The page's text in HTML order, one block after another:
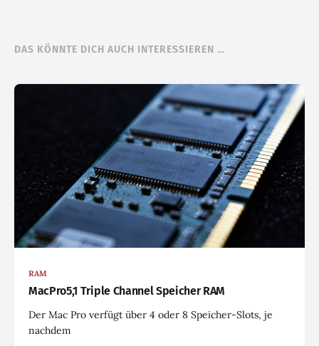
DAS KÖNNTE DICH AUCH INTERESSIEREN …
RAM
MacPro5,1 Triple Channel Speicher RAM
Der Mac Pro verfügt über 4 oder 8 Speicher-Slots, je
nachdem